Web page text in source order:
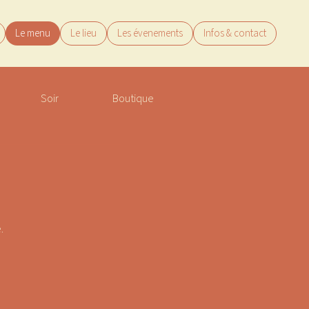
Le menu Le lieu Les évenements Infos & contact
Soir Boutique